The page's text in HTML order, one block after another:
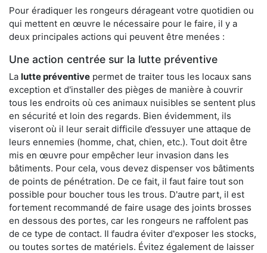
Pour éradiquer les rongeurs dérageant votre quotidien ou
qui mettent en œuvre le nécessaire pour le faire, il y a
deux principales actions qui peuvent être menées :
Une action centrée sur la lutte préventive
La lutte préventive permet de traiter tous les locaux sans
exception et d'installer des pièges de manière à couvrir
tous les endroits où ces animaux nuisibles se sentent plus
en sécurité et loin des regards. Bien évidemment, ils
viseront où il leur serait difficile d’essuyer une attaque de
leurs ennemies (homme, chat, chien, etc.). Tout doit être
mis en œuvre pour empêcher leur invasion dans les
bâtiments. Pour cela, vous devez dispenser vos bâtiments
de points de pénétration. De ce fait, il faut faire tout son
possible pour boucher tous les trous. D'autre part, il est
fortement recommandé de faire usage des joints brosses
en dessous des portes, car les rongeurs ne raffolent pas
de ce type de contact. Il faudra éviter d'exposer les stocks,
ou toutes sortes de matériels. Évitez également de laisser